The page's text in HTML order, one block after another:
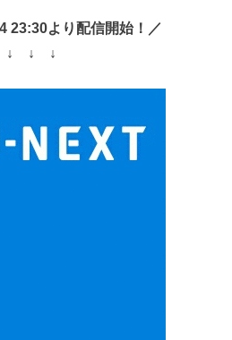
23:30より配信開始！／
↓ ↓ ↓